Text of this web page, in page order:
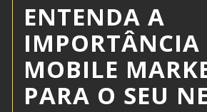
ENTENDA A
IMPORTÂNCIA
MOBILE
PARA O SEU